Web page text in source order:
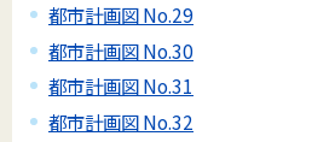
都市計画図 No.29
都市計画図 No.30
都市計画図 No.31
都市計画図 No.32